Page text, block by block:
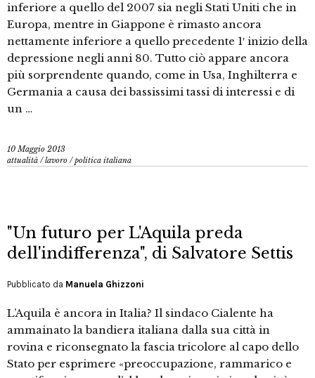
inferiore a quello del 2007 sia negli Stati Uniti che in
Europa, mentre in Giappone è rimasto ancora
nettamente inferiore a quello precedente 1′ inizio della
depressione negli anni 80. Tutto ciò appare ancora
più sorprendente quando, come in Usa, Inghilterra e
Germania a causa dei bassissimi tassi di interessi e di
un …
10 Maggio 2013
attualità /lavoro /politica italiana
"Un futuro per L'Aquila preda
dell'indifferenza", di Salvatore Settis
Pubblicato da Manuela Ghizzoni
L’Aquila è ancora in Italia? Il sindaco Cialente ha
ammainato la bandiera italiana dalla sua città in
rovina e riconsegnato la fascia tricolore al capo dello
Stato per esprimere «preoccupazione, rammarico e